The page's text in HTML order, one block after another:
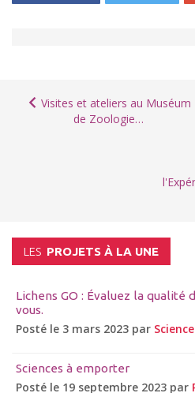
Visites et ateliers au Muséum
de Zoologie…
LES PROJETS À LA UNE
Lichens GO : Évaluez la qualité
vous.
Posté le 3 mars 2023 par
Sciences à emporter
Posté le 19 septembre 2023 par